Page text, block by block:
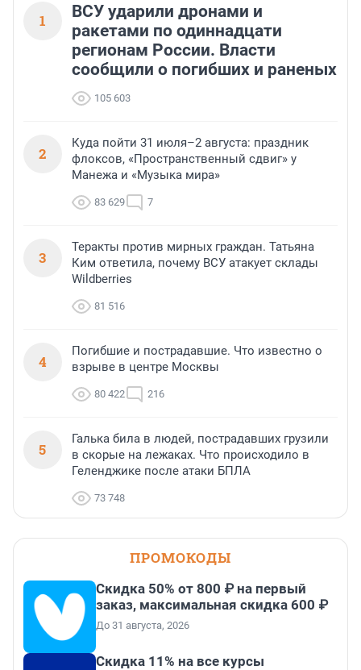
1
ВСУ ударили дронами и
ракетами по одиннадцати
регионам России. Власти
сообщили о погибших и раненых
105 603
2
Куда пойти 31 июля–2 августа: праздник
флоксов, «Пространственный сдвиг» у
Манежа и «Музыка мира»
83 629 7
3
Теракты против мирных граждан. Татьяна
Ким ответила, почему ВСУ атакует склады
Wildberries
81 516
4
Погибшие и пострадавшие. Что известно о
взрыве в центре Москвы
80 422 216
5
Галька била в людей, пострадавших грузили
в скорые на лежаках. Что происходило в
Геленджике после атаки БПЛА
73 748
ПРОМОКОДЫ
Скидка 50% от 800 ₽ на первый
заказ, максимальная скидка 600 ₽
До 31 августа, 2026
Скидка 11% на все курсы